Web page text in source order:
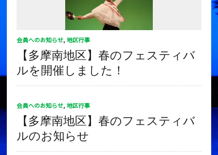
会員へのお知らせ, 地区行事
【多摩南地区】春のフェスティバ
ルを開催しました！
会員へのお知らせ, 地区行事
【多摩南地区】春のフェスティバ
ルのお知らせ